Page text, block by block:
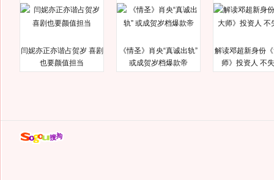
闫妮亦正亦谐占贺岁 喜剧
也要颜值担当
《情圣》肖央“真诚出轨”
或成贺岁档爆款帝
解读邓超新身份
师》投资人 不